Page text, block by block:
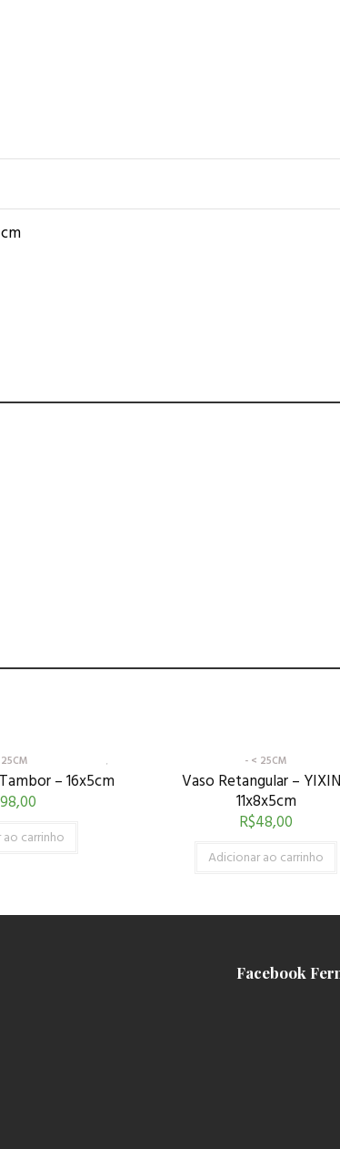
– 16x5cm
carrinho
- < 25CM
Vaso Retangular –
11x8x5cm
R$48,00
Adicionar ao carrinho
Facebook